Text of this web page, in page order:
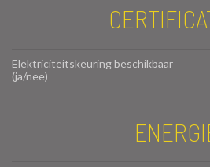
Elektriciteitskeuring beschikbaar
(ja/nee)